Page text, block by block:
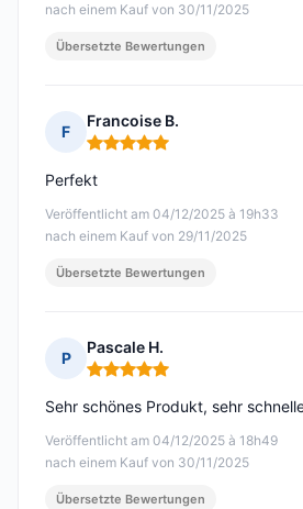
nach einem Kauf von 30/11/2025
Übersetzte Bewertungen
F
Francoise B.
Hinweis: 5 von 5
Veröffentlicht am 04/12/2025 à 19h33
nach einem Kauf von 29/11/2025
Perfekt
Übersetzte Bewertungen
P
Pascale H.
Hinweis: 5 von 5
Veröffentlicht am 04/12/2025 à 18h49
nach einem Kauf von 30/11/2025
Sehr schönes Produkt, sehr
Übersetzte Bewertungen